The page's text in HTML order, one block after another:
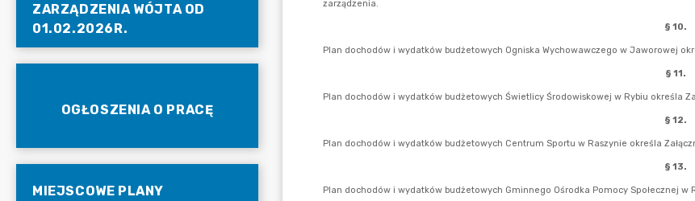
ZARZĄDZENIA WÓJTA OD
01.02.2026R.
OGŁOSZENIA O PRACĘ
MIEJSCOWE PLANY